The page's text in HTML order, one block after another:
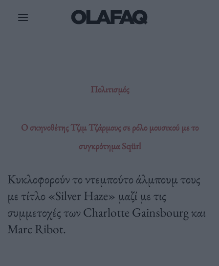
Πολιτισμός
O σκηνοθέτης Τζιμ Τζάρμους σε ρόλο μουσικού με το
συγκρότημα Sqürl
Κυκλοφορούν το ντεμπούτο άλμπουμ τους
με τίτλο «Silver Haze» μαζί με τις
συμμετοχές των Charlotte Gainsbourg και
Marc Ribot.